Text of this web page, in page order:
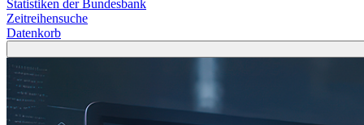
Statistiken der Bundesbank
Zeitreihensuche
Datenkorb